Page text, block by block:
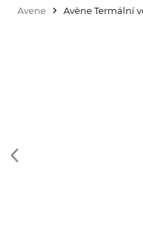
Avene
Avène Termální